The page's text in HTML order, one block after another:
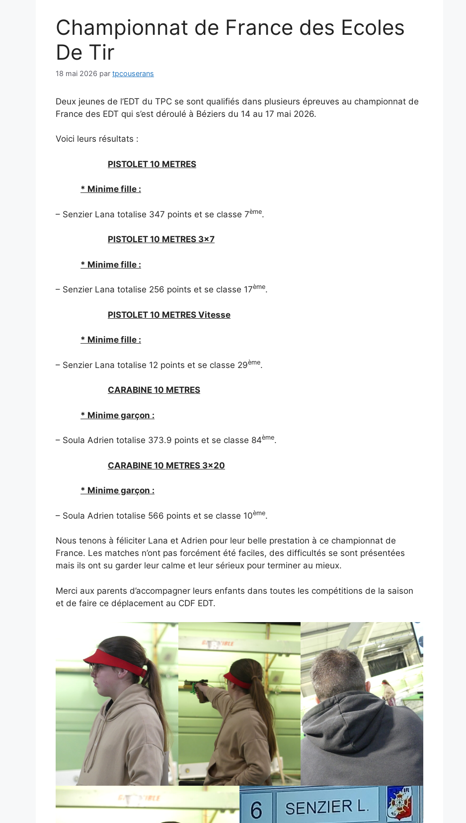
Championnat de France des Ecoles
De Tir
18 mai 2026 par tpcouserans
Deux jeunes de l’EDT du TPC se sont qualifiés dans plusieurs épreuves au championnat de
France des EDT qui s’est déroulé à Béziers du 14 au 17 mai 2026.
Voici leurs résultats :
PISTOLET 10 METRES
* Minime fille :
– Senzier Lana totalise 347 points et se classe 7ème.
PISTOLET 10 METRES 3×7
* Minime fille :
– Senzier Lana totalise 256 points et se classe 17ème.
PISTOLET 10 METRES Vitesse
* Minime fille :
– Senzier Lana totalise 12 points et se classe 29ème.
CARABINE 10 METRES
* Minime garçon :
– Soula Adrien totalise 373.9 points et se classe 84ème.
CARABINE 10 METRES 3×20
* Minime garçon :
– Soula Adrien totalise 566 points et se classe 10ème.
Nous tenons à féliciter Lana et Adrien pour leur belle prestation à ce championnat de
France. Les matches n’ont pas forcément été faciles, des difficultés se sont présentées
mais ils ont su garder leur calme et leur sérieux pour terminer au mieux.
Merci aux parents d’accompagner leurs enfants dans toutes les compétitions de la saison
et de faire ce déplacement au CDF EDT.